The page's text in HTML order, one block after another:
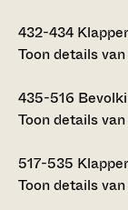
432-434
Toon details
435-516
Toon details
517-535
Toon details